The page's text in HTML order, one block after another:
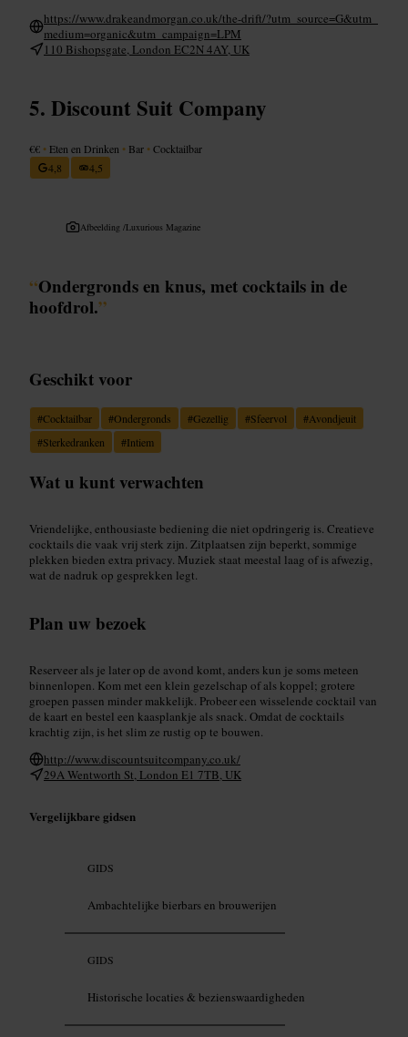
https://www.drakeandmorgan.co.uk/the-drift/?utm_source=G&utm_
medium=organic&utm_campaign=LPM
110 Bishopsgate, London EC2N 4AY, UK
Discount Suit Company
€€ • Eten en Drinken • Bar •Cocktailbar
4,8
4,5
Afbeelding /Luxurious Magazine
“Ondergronds en knus, met cocktails in de
hoofdrol.”
Geschikt voor
#Cocktailbar #Ondergronds #Gezellig #Sfeervol #Avondjeuit
#Sterkedranken #Intiem
Wat u kunt verwachten
Vriendelijke, enthousiaste bediening die niet opdringerig is. Creatieve
cocktails die vaak vrij sterk zijn. Zitplaatsen zijn beperkt, sommige
plekken bieden extra privacy. Muziek staat meestal laag of is afwezig,
wat de nadruk op gesprekken legt.
Plan uw bezoek
Reserveer als je later op de avond komt, anders kun je soms meteen
binnenlopen. Kom met een klein gezelschap of als koppel; grotere
groepen passen minder makkelijk. Probeer een wisselende cocktail van
de kaart en bestel een kaasplankje als snack. Omdat de cocktails
krachtig zijn, is het slim ze rustig op te bouwen.
http://www.discountsuitcompany.co.uk/
29A Wentworth St, London E1 7TB, UK
Vergelijkbare gidsen
GIDS
Ambachtelijke bierbars en brouwerijen
GIDS
Historische locaties & bezienswaardigheden